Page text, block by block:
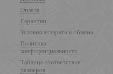
Оплата
Гарантии
Условия возврата и обмена
Политика
конфиденциальности
Таблица соответствия
размеров